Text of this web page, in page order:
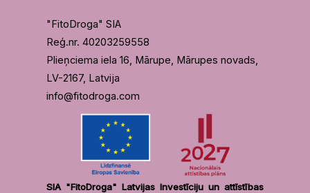
"FitoDroga" SIA
Reģ.nr. 40203259558
Plieņciema iela 16, Mārupe, Mārupes novads,
LV-2167, Latvija
info@fitodroga.com
SIA "FitoDroga" Latvijas Investīciju un attīstības